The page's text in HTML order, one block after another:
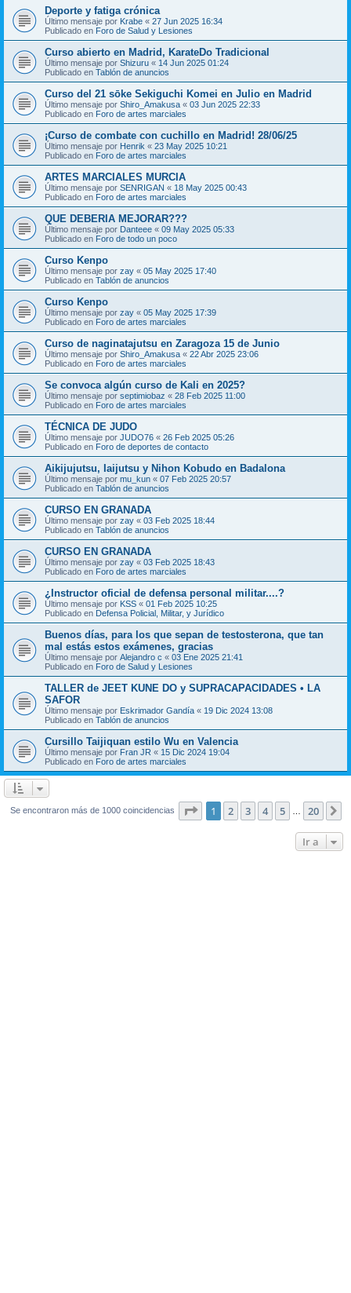
Deporte y fatiga crónica
Último mensaje por Krabe « 27 Jun 2025 16:34
Publicado en Foro de Salud y Lesiones
Curso abierto en Madrid, KarateDo Tradicional
Último mensaje por Shizuru « 14 Jun 2025 01:24
Publicado en Tablón de anuncios
Curso del 21 sōke Sekiguchi Komei en Julio en Madrid
Último mensaje por Shiro_Amakusa « 03 Jun 2025 22:33
Publicado en Foro de artes marciales
¡Curso de combate con cuchillo en Madrid! 28/06/25
Último mensaje por Henrik « 23 May 2025 10:21
Publicado en Foro de artes marciales
ARTES MARCIALES MURCIA
Último mensaje por SENRIGAN « 18 May 2025 00:43
Publicado en Foro de artes marciales
QUE DEBERIA MEJORAR???
Último mensaje por Danteee « 09 May 2025 05:33
Publicado en Foro de todo un poco
Curso Kenpo
Último mensaje por zay « 05 May 2025 17:40
Publicado en Tablón de anuncios
Curso Kenpo
Último mensaje por zay « 05 May 2025 17:39
Publicado en Foro de artes marciales
Curso de naginatajutsu en Zaragoza 15 de Junio
Último mensaje por Shiro_Amakusa « 22 Abr 2025 23:06
Publicado en Foro de artes marciales
Se convoca algún curso de Kali en 2025?
Último mensaje por septimiobaz « 28 Feb 2025 11:00
Publicado en Foro de artes marciales
TÉCNICA DE JUDO
Último mensaje por JUDO76 « 26 Feb 2025 05:26
Publicado en Foro de deportes de contacto
Aikijujutsu, Iaijutsu y Nihon Kobudo en Badalona
Último mensaje por mu_kun « 07 Feb 2025 20:57
Publicado en Tablón de anuncios
CURSO EN GRANADA
Último mensaje por zay « 03 Feb 2025 18:44
Publicado en Tablón de anuncios
CURSO EN GRANADA
Último mensaje por zay « 03 Feb 2025 18:43
Publicado en Foro de artes marciales
¿Instructor oficial de defensa personal militar....?
Último mensaje por KSS « 01 Feb 2025 10:25
Publicado en Defensa Policial, Militar, y Jurídico
Buenos días, para los que sepan de testosterona, que tan
mal estás estos exámenes, gracias
Último mensaje por Alejandro c « 03 Ene 2025 21:41
Publicado en Foro de Salud y Lesiones
TALLER de JEET KUNE DO y SUPRACAPACIDADES • LA
SAFOR
Último mensaje por Eskrimador Gandía « 19 Dic 2024 13:08
Publicado en Tablón de anuncios
Cursillo Taijiquan estilo Wu en Valencia
Último mensaje por Fran JR « 15 Dic 2024 19:04
Publicado en Foro de artes marciales
Se encontraron más de 1000 coincidencias Página de 20
1 2 3 4 5 20
Ir a